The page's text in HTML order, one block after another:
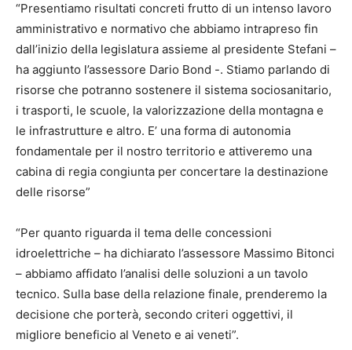
“Presentiamo risultati concreti frutto di un intenso lavoro
amministrativo e normativo che abbiamo intrapreso fin
dall’inizio della legislatura assieme al presidente Stefani –
ha aggiunto l’assessore Dario Bond -. Stiamo parlando di
risorse che potranno sostenere il sistema sociosanitario,
i trasporti, le scuole, la valorizzazione della montagna e
le infrastrutture e altro. E’ una forma di autonomia
fondamentale per il nostro territorio e attiveremo una
cabina di regia congiunta per concertare la destinazione
delle risorse”
“Per quanto riguarda il tema delle concessioni
idroelettriche – ha dichiarato l’assessore Massimo Bitonci
– abbiamo affidato l’analisi delle soluzioni a un tavolo
tecnico. Sulla base della relazione finale, prenderemo la
decisione che porterà, secondo criteri oggettivi, il
migliore beneficio al Veneto e ai veneti”.